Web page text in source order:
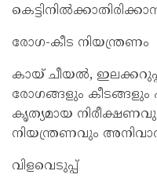
രോഗ-കീട നിയന്ത്രണം
കായ് ചീയൽ,
രോഗങ്ങളും കീടങ്ങളും
കൃത്യമായ
നിയന്ത്രണവും
വിളവെടുപ്പ്